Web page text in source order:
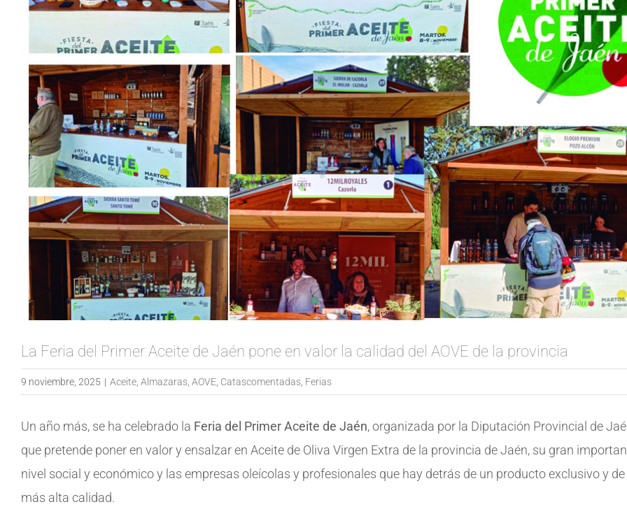
La Feria del Primer Aceite de Jaén pone en valor la calidad del AOVE de la provincia
9 noviembre, 2025 | Aceite Almazaras AOVE Catascomentadas Ferias
Un año más, se ha celebrado la Feria del Primer Aceite de Jaén, organizada por la Diputación Provincial de
que pretende poner en valor y ensalzar en Aceite de Oliva Virgen Extra de la provincia de Jaén, su gran
nivel social y económico y las empresas oleícolas y profesionales que hay detrás de un producto exclusivo y de
más alta calidad.